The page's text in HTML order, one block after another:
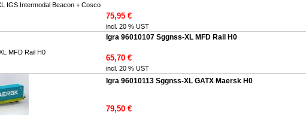
75,95 €
incl. 20 % UST
Igra 96010107 Sggnss-XL MFD Rail H0
65,70 €
incl. 20 % UST
Igra 96010113 Sggnss-XL GATX Maersk H0
79,50 €